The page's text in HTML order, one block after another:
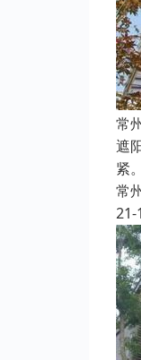
常
遮
紧
常
21-